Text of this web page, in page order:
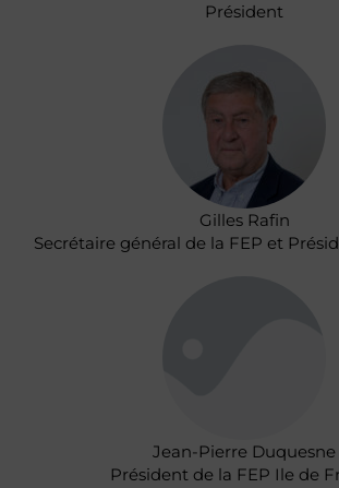
Président
Gilles Rafin
Secrétaire général de la FEP et
Jean-Pierre Duquesne
Président de la FEP Ile de